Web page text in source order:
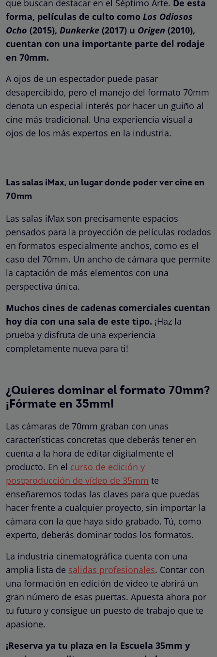
que buscan destacar en el Séptimo Arte. De esta
forma, películas de culto como Los Odiosos
Ocho (2015), Dunkerke (2017) u Origen (2010),
cuentan con una importante parte del rodaje
en 70mm.
A ojos de un espectador puede pasar
desapercibido, pero el manejo del formato 70mm
denota un especial interés por hacer un guiño al
cine más tradicional. Una experiencia visual a
ojos de los más expertos en la industria.
Las salas iMax, un lugar donde poder ver cine en
70mm
Las salas iMax son precisamente espacios
pensados para la proyección de películas rodados
en formatos especialmente anchos, como es el
caso del 70mm. Un ancho de cámara que permite
la captación de más elementos con una
perspectiva única.
Muchos cines de cadenas comerciales cuentan
hoy día con una sala de este tipo. ¡Haz la
prueba y disfruta de una experiencia
completamente nueva para ti!
¿Quieres dominar el formato 70mm?
¡Fórmate en 35mm!
Las cámaras de 70mm graban con unas
características concretas que deberás tener en
cuenta a la hora de editar digitalmente el
producto. En el curso de edición y
postproducción de vídeo de 35mm te
enseñaremos todas las claves para que puedas
hacer frente a cualquier proyecto, sin importar la
cámara con la que haya sido grabado. Tú, como
experto, deberás dominar todos los formatos.
La industria cinematográfica cuenta con una
amplia lista de salidas profesionales. Contar con
una formación en edición de vídeo te abrirá un
gran número de esas puertas. Apuesta ahora por
tu futuro y consigue un puesto de trabajo que te
apasione.
¡Reserva ya tu plaza en la Escuela 35mm y